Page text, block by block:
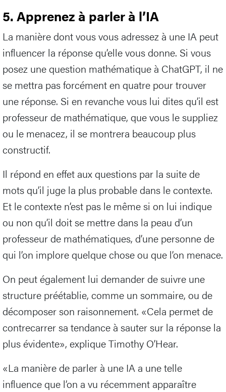
5. Apprenez à parler à l’IA
La manière dont vous vous adressez à une IA peut
influencer la réponse qu’elle vous donne. Si vous
posez une question mathématique à ChatGPT, il ne
se mettra pas forcément en quatre pour trouver
une réponse. Si en revanche vous lui dites qu’il est
professeur de mathématique, que vous le suppliez
ou le menacez, il se montrera beaucoup plus
constructif.
Il répond en effet aux questions par la suite de
mots qu’il juge la plus probable dans le contexte.
Et le contexte n’est pas le même si on lui indique
ou non qu’il doit se mettre dans la peau d’un
professeur de mathématiques, d’une personne de
qui l’on implore quelque chose ou que l’on menace.
On peut également lui demander de suivre une
structure préétablie, comme un sommaire, ou de
décomposer son raisonnement. «Cela permet de
contrecarrer sa tendance à sauter sur la réponse la
plus évidente», explique Timothy O’Hear.
«La manière de parler à une IA a une telle
influence que l’on a vu récemment apparaître